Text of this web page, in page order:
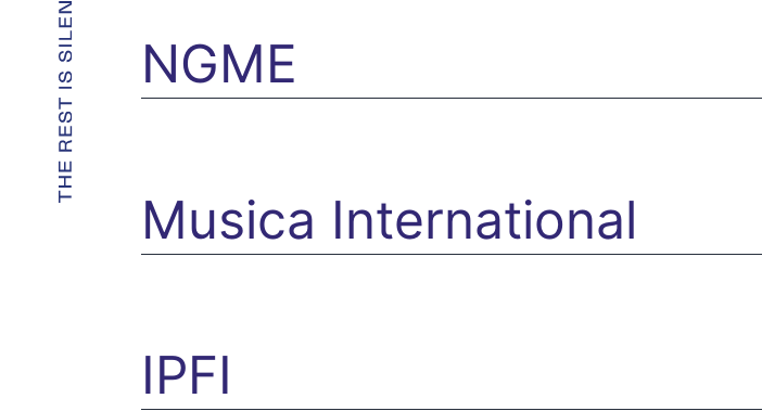
NGME
Musica International
IPFI